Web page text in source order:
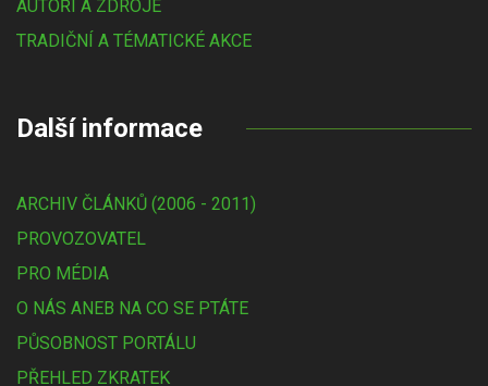
AUTOŘI A ZDROJE
TRADIČNÍ A TÉMATICKÉ AKCE
Další informace
ARCHIV ČLÁNKŮ (2006 - 2011)
PROVOZOVATEL
PRO MÉDIA
O NÁS ANEB NA CO SE PTÁTE
PŮSOBNOST PORTÁLU
PŘEHLED ZKRATEK